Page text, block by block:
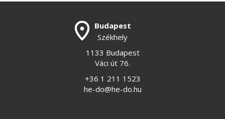
Budapest
Székhely
1133 Budapest
Váci út 76.
+36 1 211 1523
he-do@he-do.hu